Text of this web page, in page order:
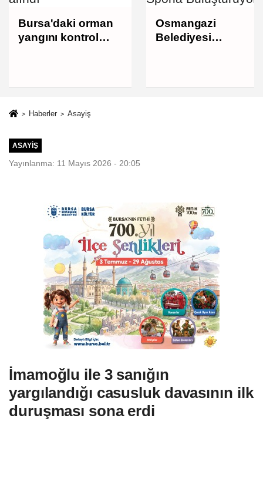
Bursa'daki orman
yangını kontrol
Osmangazi
Belediyesi
Haberler Asayiş
ASAYIŞ
Yayınlanma: 11 Mayıs 2026 - 20:05
İmamoğlu ile 3 sanığın
yargılandığı casusluk davasının ilk
duruşması sona erdi